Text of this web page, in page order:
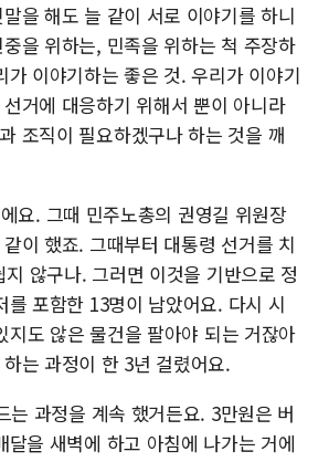
을 해도 늘 같이 서로 이야기를 하니
을 위하는, 민족을 위하는 척 주장하
이야기하는 좋은 것. 우리가 이야기
거에 대응하기 위해서 뿐이 아니라
조직이 필요하겠구나 하는 것을 깨
요. 그때 민주노총의 권영길 위원장
이 했죠. 그때부터 대통령 선거를 치
않구나. 그러면 이것을 기반으로 정
포함한 13명이 남았어요. 다시 시
도 않은 물건을 팔아야 되는 거잖아
는 과정이 한 3년 걸렸어요.
과정을 계속 했거든요. 3만원은 버
을 새벽에 하고 아침에 나가는 거에